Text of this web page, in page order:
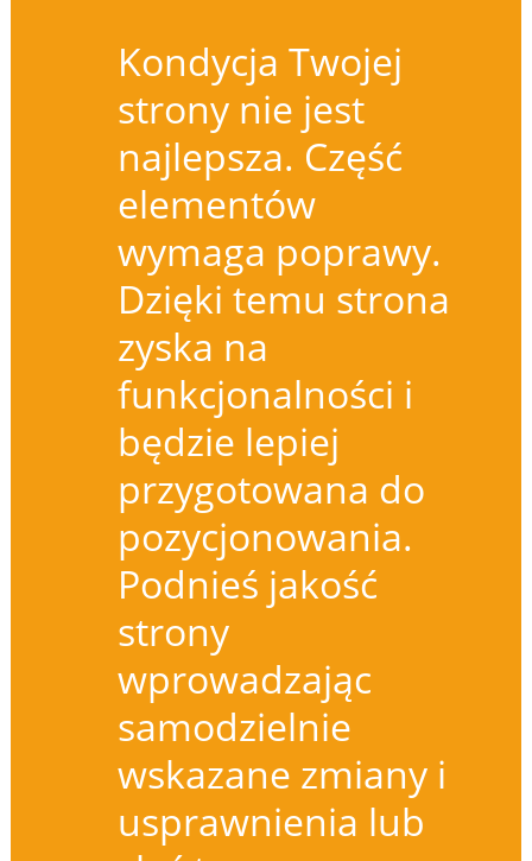
Kondycja Twojej
strony nie jest
najlepsza. Część
elementów
wymaga poprawy.
Dzięki temu strona
zyska na
funkcjonalności i
będzie lepiej
przygotowana do
pozycjonowania.
Podnieś jakość
strony
wprowadzając
samodzielnie
wskazane zmiany i
usprawnienia lub